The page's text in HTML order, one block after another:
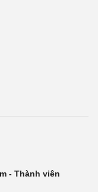
- Thành viên